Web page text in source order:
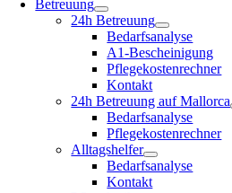
Betreuung
24h Betreuung
Bedarfsanalyse
A1-Bescheinigung
Pflegekostenrechner
Kontakt
24h Betreuung auf Mallorca
Bedarfsanalyse
Pflegekostenrechner
Alltagshelfer
Bedarfsanalyse
Kontakt